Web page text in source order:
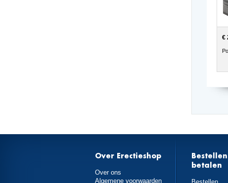
€
Over Erectieshop
Over ons
Algemene voorwaarden
betalen